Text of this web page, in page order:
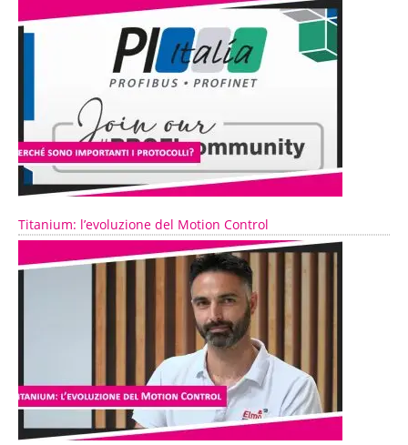
Titanium: l’evoluzione del Motion Control